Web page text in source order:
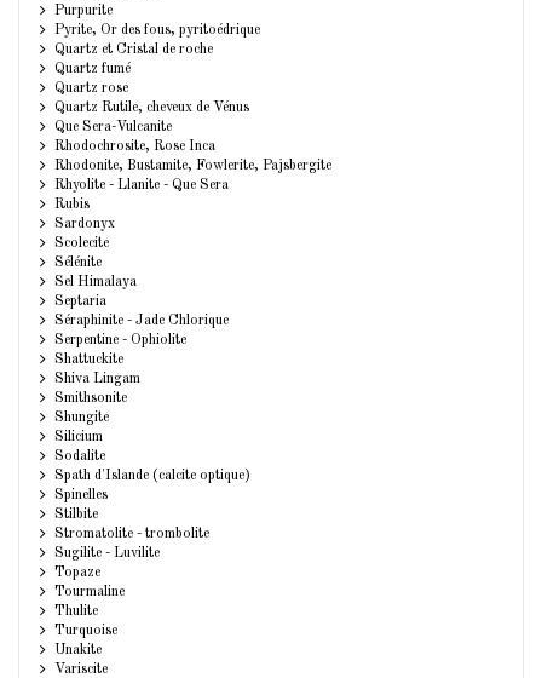
Purpurite
Pyrite, Or des fous, pyritoédrique
Quartz et Cristal de roche
Quartz fumé
Quartz rose
Quartz Rutile, cheveux de Vénus
Que Sera-Vulcanite
Rhodochrosite, Rose Inca
Rhodonite, Bustamite, Fowlerite, Pajsbergite
Rhyolite - Llanite - Que Sera
Rubis
Sardonyx
Scolecite
Sélénite
Sel Himalaya
Septaria
Séraphinite - Jade Chlorique
Serpentine - Ophiolite
Shattuckite
Shiva Lingam
Smithsonite
Shungite
Silicium
Sodalite
Spath d'Islande (calcite optique)
Spinelles
Stilbite
Stromatolite - trombolite
Sugilite - Luvilite
Topaze
Tourmaline
Thulite
Turquoise
Unakite
Variscite